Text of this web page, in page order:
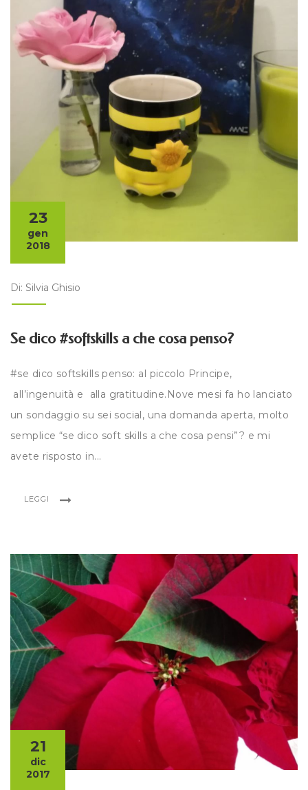
23
gen
2018
Di: Silvia Ghisio
Se dico #softskills a che cosa penso?
#se dico softskills penso: al piccolo Principe,
all’ingenuità e alla gratitudine.Nove mesi fa ho lanciato
un sondaggio su sei social, una domanda aperta, molto
semplice “se dico soft skills a che cosa pensi”? e mi
avete risposto in...
LEGGI
21
dic
2017